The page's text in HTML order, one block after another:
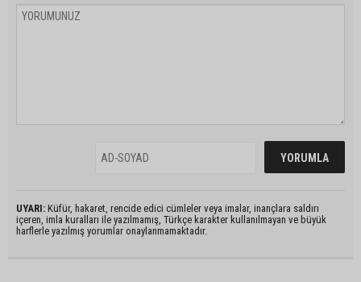
UYARI: Küfür, hakaret, rencide edici cümleler veya imalar, inançlara saldırı
içeren, imla kuralları ile yazılmamış, Türkçe karakter kullanılmayan ve büyük
harflerle yazılmış yorumlar onaylanmamaktadır.